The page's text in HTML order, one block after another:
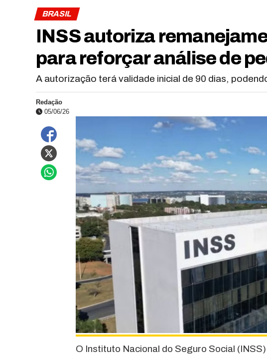
BRASIL
INSS autoriza
para reforçar análise de
A autorização terá validade inicial de 90 dias,
Redação
05/06/26
O Instituto Nacional do Seguro Social